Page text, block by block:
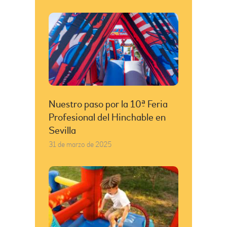
Nuestro paso por la 10ª Feria
Profesional del Hinchable en
Sevilla
31 de marzo de 2025